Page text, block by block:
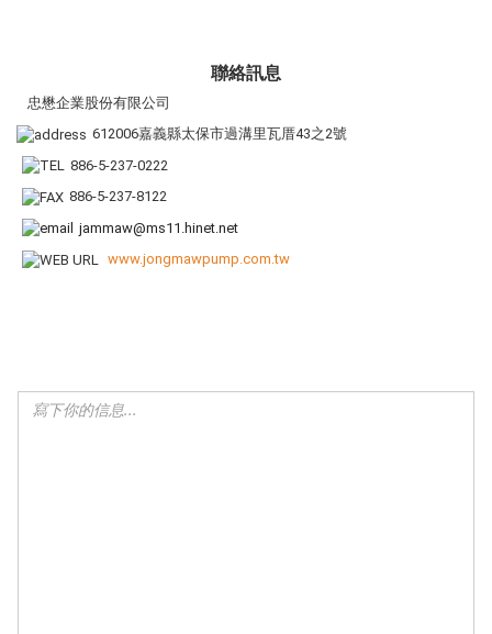
聯絡訊息
忠懋企業股份有限公司
612006嘉義縣太保市過溝里瓦厝43之2號
886-5-237-0222
886-5-237-8122
jammaw@ms11.hinet.net
www.jongmawpump.com.tw